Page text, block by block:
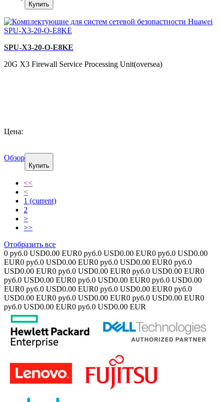
Купить
SPU-X3-20-O-E8KE
20G X3 Firewall Service Processing Unit(oversea)
Цена:
Обзор
Купить
<<
<
1 (current)
2
>
>>
Отобразить все
0 руб.0 USD0.00 EUR0 руб.0 USD0.00 EUR0 руб.0 USD0.00
EUR0 руб.0 USD0.00 EUR0 руб.0 USD0.00 EUR0 руб.0
USD0.00 EUR0 руб.0 USD0.00 EUR0 руб.0 USD0.00 EUR0
руб.0 USD0.00 EUR0 руб.0 USD0.00 EUR0 руб.0 USD0.00
EUR0 руб.0 USD0.00 EUR0 руб.0 USD0.00 EUR0 руб.0
USD0.00 EUR0 руб.0 USD0.00 EUR0 руб.0 USD0.00 EUR0
руб.0 USD0.00 EUR0 руб.0 USD0.00 EUR